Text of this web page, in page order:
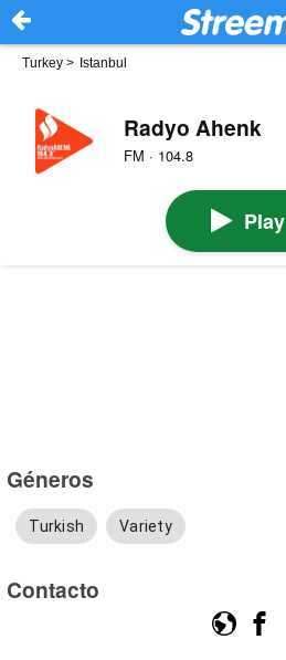
Turkey > Istanbul
Radyo Ahenk
FM · 104.8
Play
Géneros
Turkish Variety
Contacto